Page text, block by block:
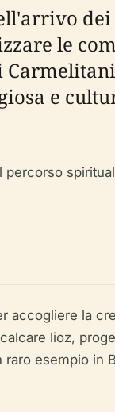
le
e
percorso
accogliere la
lioz,
esempio in